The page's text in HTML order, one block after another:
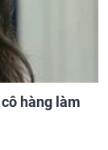
hàng làm